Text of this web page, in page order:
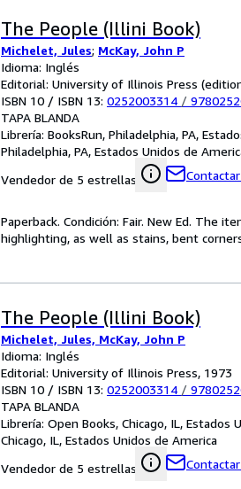
The People (Illini Book)
Michelet, Jules; McKay, John P
Idioma: Inglés
Editorial: University of Illinois Press
ISBN 10 / ISBN 13: 0252003314 /
TAPA BLANDA
Librería: BooksRun, Philadelphia, PA,
Philadelphia, PA, Estados Unidos de
Vendedor de 5 estrellas
Paperback. Condición: Fair. New Ed. The
highlighting, as well as stains, bent
The People (Illini Book)
Michelet, Jules, McKay, John P
Idioma: Inglés
Editorial: University of Illinois Press, 1973
ISBN 10 / ISBN 13: 0252003314 /
TAPA BLANDA
Librería: Open Books, Chicago, IL, Estados
Chicago, IL, Estados Unidos de America
Vendedor de 5 estrellas